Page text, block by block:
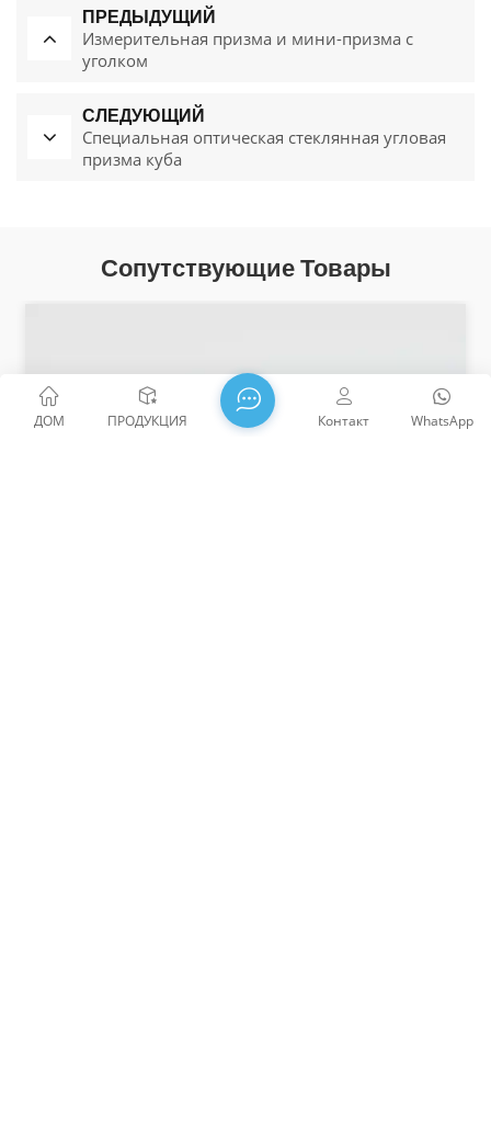
ПРЕДЫДУЩИЙ
Измерительная призма и мини-призма с
уголком
СЛЕДУЮЩИЙ
Специальная оптическая стеклянная угловая
призма куба
Сопутствующие Товары
ДОМ ПРОДУКЦИЯ WhatsApp
Контакт